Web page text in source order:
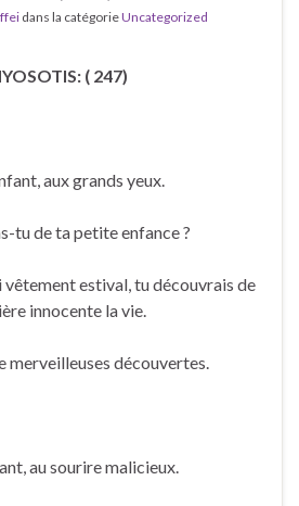
dans la catégorieUncategorized
( 247)
aux grands yeux.
tu de ta petite enfance ?
vêtement estival, tu découvrais de
innocente la vie.
merveilleuses découvertes.
au sourire malicieux.